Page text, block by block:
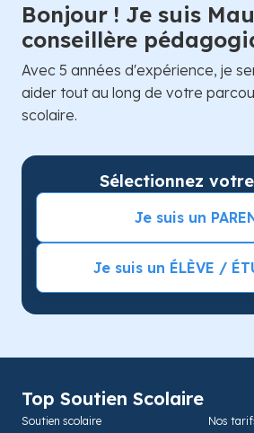
Bonjour ! Je suis
conseillère
Avec 5 années d'expérience, je
aider tout au long de votre
scolaire.
Sélectionnez
Je suis un
Je suis un ÉLÈVE /
Top Soutien Scolaire
Soutien scolaire
Nos